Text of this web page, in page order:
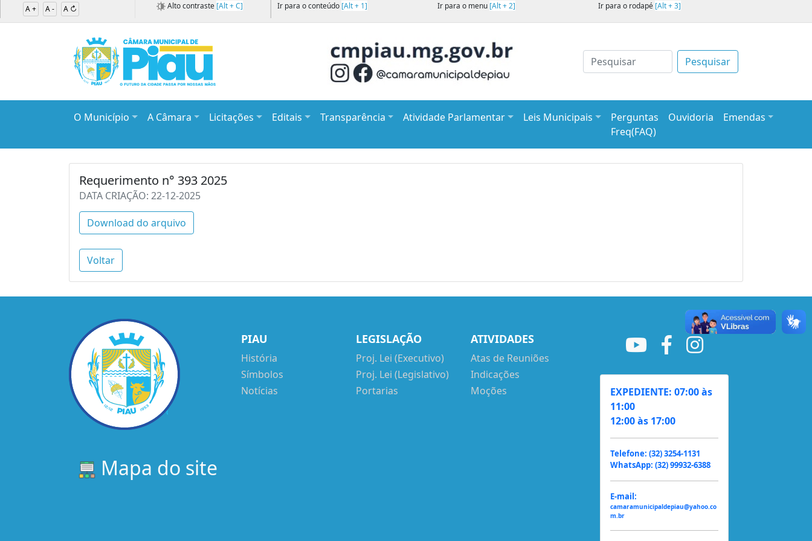
A + A - A ↻ Alto contraste [Alt + C] Ir para o conteúdo [Alt + 1] Ir para o menu [Alt + 2] Ir para o rodapé [Alt + 3]
Pesquisar
O Município A Câmara Licitações Editais Transparência Atividade Parlamentar Leis Municipais
Perguntas
Freq(FAQ)
Ouvidoria Emendas
Requerimento n° 393 2025
DATA CRIAÇÃO: 22-12-2025
Download do arquivo
Voltar
Mapa do site
PIAU
História
Símbolos
Notícias
LEGISLAÇÃO
Proj. Lei (Executivo)
Proj. Lei (Legislativo)
Portarias
ATIVIDADES
Atas de Reuniões
Indicações
Moções
EXPEDIENTE: 07:00 às
11:00
12:00 às 17:00
Telefone: (32) 3254-1131
WhatsApp: (32) 99932-6388
E-mail:
camaramunicipaldepiau@yahoo.co
m.br